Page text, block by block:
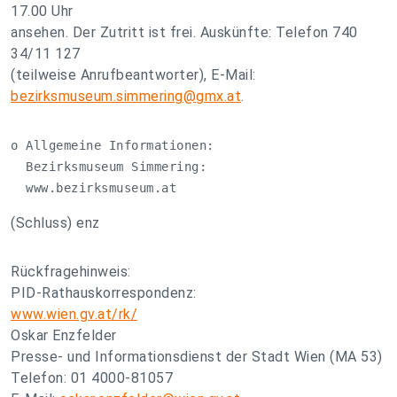
17.00 Uhr
ansehen. Der Zutritt ist frei. Auskünfte: Telefon 740
34/11 127
(teilweise Anrufbeantworter), E-Mail:
bezirksmuseum.simmering@gmx.at.
o Allgemeine Informationen:
  Bezirksmuseum Simmering:
  www.bezirksmuseum.at
(Schluss) enz
Rückfragehinweis:
PID-Rathauskorrespondenz:
www.wien.gv.at/rk/
Oskar Enzfelder
Presse- und Informationsdienst der Stadt Wien (MA 53)
Telefon: 01 4000-81057